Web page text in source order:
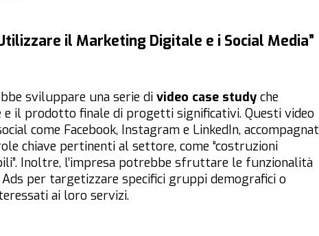
il Marketing Digitale e i Social Media”
sviluppare una serie di video case study che
il prodotto finale di progetti significativi. Questi video
come Facebook, Instagram e LinkedIn,
chiave pertinenti al settore, come “costruzioni
Inoltre, l’impresa potrebbe sfruttare le funzionalità
per targetizzare specifici gruppi demografici o
ai loro servizi.